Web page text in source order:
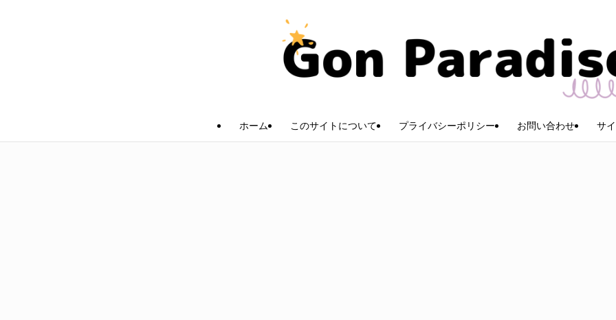
ホーム このサイトについて プライバシーポリシー お問い合わせ サ